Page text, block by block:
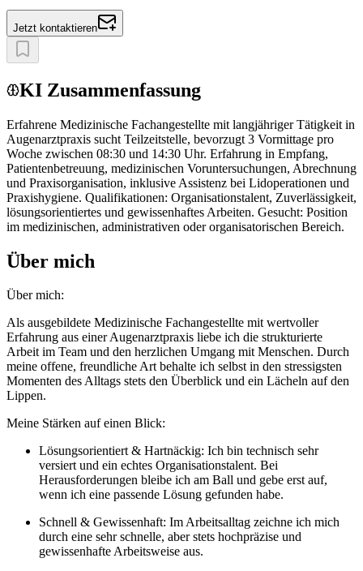
Jetzt kontaktieren
KI Zusammenfassung
Erfahrene Medizinische Fachangestellte mit langjähriger Tätigkeit in
Augenarztpraxis sucht Teilzeitstelle, bevorzugt 3 Vormittage pro
Woche zwischen 08:30 und 14:30 Uhr. Erfahrung in Empfang,
Patientenbetreuung, medizinischen Voruntersuchungen, Abrechnung
und Praxisorganisation, inklusive Assistenz bei Lidoperationen und
Praxishygiene. Qualifikationen: Organisationstalent, Zuverlässigkeit,
lösungsorientiertes und gewissenhaftes Arbeiten. Gesucht: Position
im medizinischen, administrativen oder organisatorischen Bereich.
Über mich
Über mich:
Als ausgebildete Medizinische Fachangestellte mit wertvoller
Erfahrung aus einer Augenarztpraxis liebe ich die strukturierte
Arbeit im Team und den herzlichen Umgang mit Menschen. Durch
meine offene, freundliche Art behalte ich selbst in den stressigsten
Momenten des Alltags stets den Überblick und ein Lächeln auf den
Lippen.
Meine Stärken auf einen Blick:
Lösungsorientiert & Hartnäckig: Ich bin technisch sehr
versiert und ein echtes Organisationstalent. Bei
Herausforderungen bleibe ich am Ball und gebe erst auf,
wenn ich eine passende Lösung gefunden habe.
Schnell & Gewissenhaft: Im Arbeitsalltag zeichne ich mich
durch eine sehr schnelle, aber stets hochpräzise und
gewissenhafte Arbeitsweise aus.